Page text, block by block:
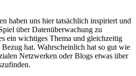
haben uns hier tatsächlich inspiriert und
über Datenüberwachung zu
ein wichtiges Thema und gleichzeitig
hat. Wahrscheinlich hat so gut wie
Netzwerken oder Blogs etwas über